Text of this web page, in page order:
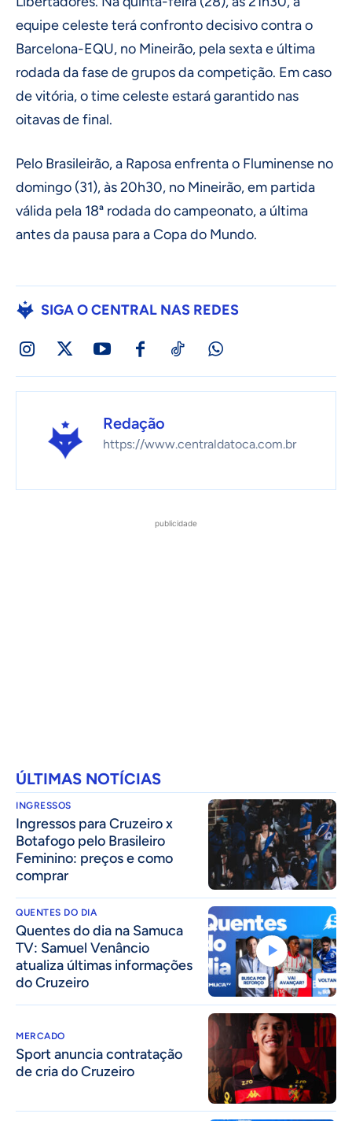
equipe celeste terá confronto decisivo contra o
Barcelona-EQU, no Mineirão, pela sexta e última
rodada da fase de grupos da competição. Em caso
de vitória, o time celeste estará garantido nas
oitavas de final.
Pelo Brasileirão, a Raposa enfrenta o Fluminense no
domingo (31), às 20h30, no Mineirão, em partida
válida pela 18ª rodada do campeonato, a última
antes da pausa para a Copa do Mundo.
SIGA O CENTRAL NAS REDES
Redação
https://www.centraldatoca.com.br
publicidade
ÚLTIMAS NOTÍCIAS
INGRESSOS
Ingressos para Cruzeiro x
Botafogo pelo Brasileiro
Feminino: preços e como
comprar
QUENTES DO DIA
Quentes do dia na Samuca
TV: Samuel Venâncio
atualiza últimas informações
do Cruzeiro
MERCADO
Sport anuncia contratação
de cria do Cruzeiro